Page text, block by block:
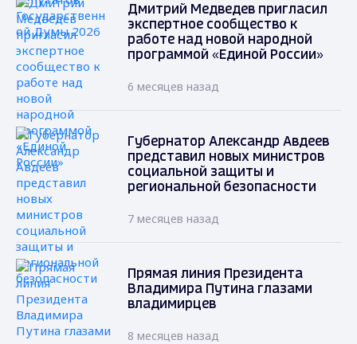
Дмитрий Медведев пригласил
экспертное сообщество к
работе над новой народной
программой «Единой России»
6 месяцев назад
Губернатор Александр Авдеев
представил новых министров
социальной защиты и
региональной безопасности
7 месяцев назад
Прямая линия Президента
Владимира Путина глазами
владимирцев
8 месяцев назад